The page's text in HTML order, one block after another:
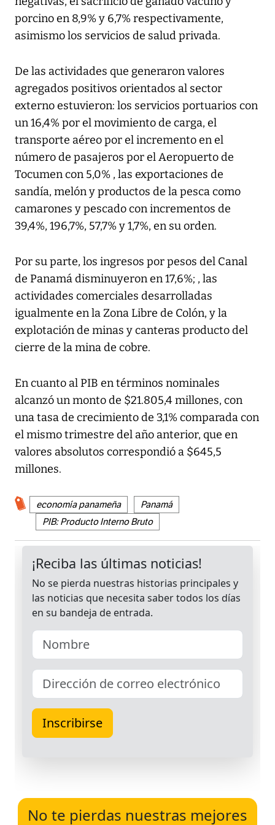
porcino en 8,9% y 6,7% respectivamente,
asimismo los servicios de salud privada.
De las actividades que generaron valores
agregados positivos orientados al sector
externo estuvieron: los servicios portuarios con
un 16,4% por el movimiento de carga, el
transporte aéreo por el incremento en el
número de pasajeros por el Aeropuerto de
Tocumen con 5,0% , las exportaciones de
sandía, melón y productos de la pesca como
camarones y pescado con incrementos de
39,4%, 196,7%, 57,7% y 1,7%, en su orden.
Por su parte, los ingresos por pesos del Canal
de Panamá disminuyeron en 17,6%; , las
actividades comerciales desarrolladas
igualmente en la Zona Libre de Colón, y la
explotación de minas y canteras producto del
cierre de la mina de cobre.
En cuanto al PIB en términos nominales
alcanzó un monto de $21.805,4 millones, con
una tasa de crecimiento de 3,1% comparada con
el mismo trimestre del año anterior, que en
valores absolutos correspondió a $645,5
millones.
economía panameña
Panamá
PIB: Producto Interno Bruto
No te pierdas nuestras mejores